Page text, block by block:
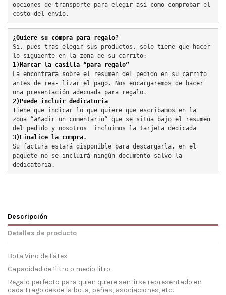
opciones de transporte para elegir así como comprobar el
costo del envío.
¿Quiere su compra para regalo?
Si, pues tras elegir sus productos, solo tiene que hacer
lo siguiente en la zona de su carrito:
1)Marcar la casilla “para regalo”
La encontrara sobre el resumen del pedido en su carrito
antes de rea- lizar el pago. Nos encargaremos de hacer
una presentación adecuada para regalo.
2)Puede incluir dedicatoria
Tiene que indicar lo que quiere que escribamos en la
zona “añadir un comentario” que se sitúa bajo el resumen
del pedido y nosotros  incluimos la tarjeta dedicada
3)Finalice la compra.
Su factura estará disponible para descargarla, en el
paquete no se incluirá ningún documento salvo la
dedicatoria.
Descripción
Detalles de producto
Bota Vino de Látex
Capacidad de 1litro o medio litro
Regalo perfecto para quien quiere sentirse representado en
cada trago desde la bota, peñas, asociaciones, etc.